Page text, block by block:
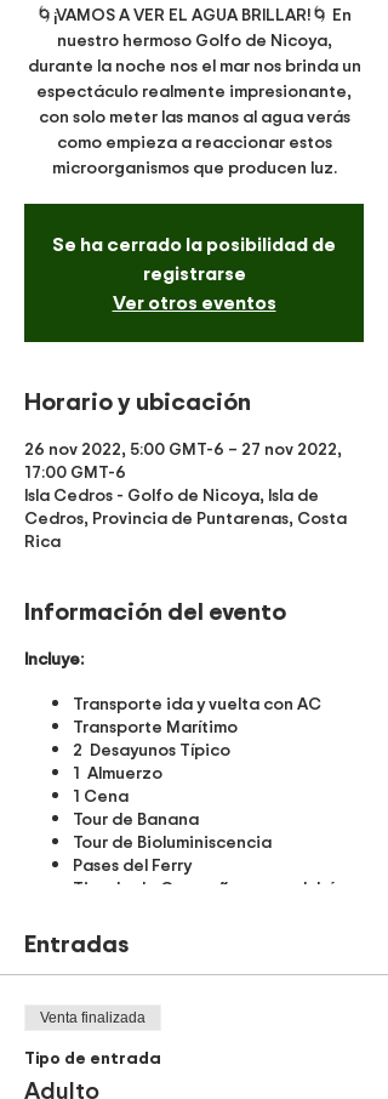
🌀¡VAMOS A VER EL AGUA BRILLAR!🌀 En
nuestro hermoso Golfo de Nicoya,
durante la noche nos el mar nos brinda un
espectáculo realmente impresionante,
con solo meter las manos al agua verás
como empieza a reaccionar estos
microorganismos que producen luz.
Se ha cerrado la posibilidad de
registrarse
Ver otros eventos
Horario y ubicación
26 nov 2022, 5:00 GMT-6 – 27 nov 2022,
17:00 GMT-6
Isla Cedros - Golfo de Nicoya, Isla de
Cedros, Provincia de Puntarenas, Costa
Rica
Información del evento
Incluye:
Transporte ida y vuelta con AC
Transporte Marítimo
2 Desayunos Típico
1 Almuerzo
1 Cena
Tour de Banana
Tour de Bioluminiscencia
Pases del Ferry
Tienda de Campaña, con colchón.
Pólizas de Tour Operador del INS
Nota: En la Isla hay agua potable,
ventas de bebidas ni snacks en la Isla.
almohada incluidos, la ropa de cama No
está incluida por higiene personal.
Entradas
Venta finalizada
Tipo de entrada
Adulto